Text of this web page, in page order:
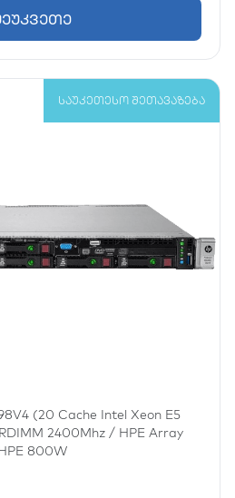
ᲡᲐᲣᲙᲔᲗᲔᲡᲝ ᲨᲔᲗᲐᲕᲐᲖᲔᲑᲐ
(20 Cache Intel Xeon E5
2400Mhz / HPE Array
800W